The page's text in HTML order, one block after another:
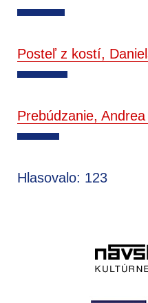
Posteľ z kostí,
Prebúdzanie,
Hlasovalo: 123